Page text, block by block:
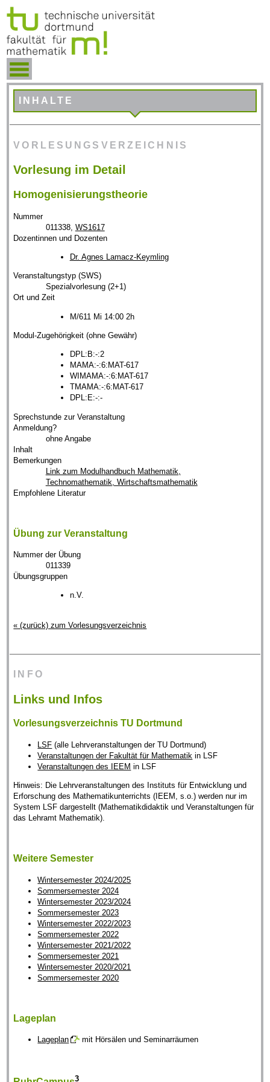
INHALTE
VORLESUNGSVERZEICHNIS
Vorlesung im Detail
Homogenisierungstheorie
Nummer
011338, WS1617
Dozentinnen und Dozenten
Dr. Agnes Lamacz-Keymling
Veranstaltungstyp (SWS)
Spezialvorlesung (2+1)
Ort und Zeit
M/611 Mi 14:00 2h
Modul-Zugehörigkeit (ohne Gewähr)
DPL:B:-:2
MAMA:-:6:MAT-617
WIMAMA:-:6:MAT-617
TMAMA:-:6:MAT-617
DPL:E:-:-
Sprechstunde zur Veranstaltung
Anmeldung?
ohne Angabe
Inhalt
Bemerkungen
Link zum Modulhandbuch Mathematik,
Technomathematik, Wirtschaftsmathematik
Empfohlene Literatur
Übung zur Veranstaltung
Nummer der Übung
011339
Übungsgruppen
n.V.
« (zurück) zum Vorlesungsverzeichnis
INFO
Links und Infos
Vorlesungsverzeichnis TU Dortmund
LSF (alle Lehrveranstaltungen der TU Dortmund)
Veranstaltungen der Fakultät für Mathematik in LSF
Veranstaltungen des IEEM in LSF
Hinweis: Die Lehrveranstaltungen des Instituts für Entwicklung und
Erforschung des Mathematikunterrichts (IEEM, s.o.) werden nur im
System LSF dargestellt (Mathematikdidaktik und Veranstaltungen für
das Lehramt Mathematik).
Weitere Semester
Wintersemester 2024/2025
Sommersemester 2024
Wintersemester 2023/2024
Sommersemester 2023
Wintersemester 2022/2023
Sommersemester 2022
Wintersemester 2021/2022
Sommersemester 2021
Wintersemester 2020/2021
Sommersemester 2020
Lageplan
Lageplan mit Hörsälen und Seminarräumen
3